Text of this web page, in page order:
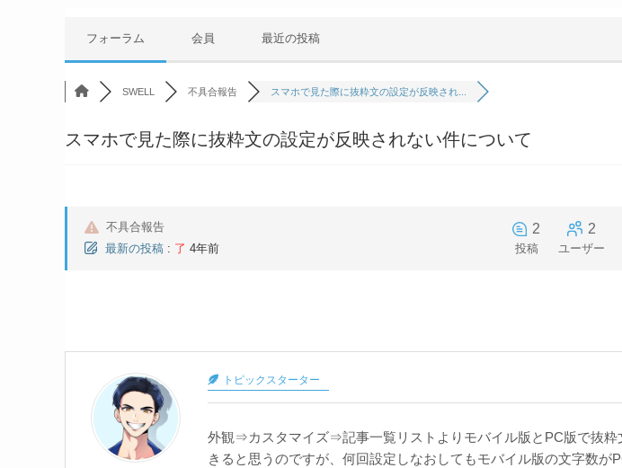
フォーラム 会員 最近の投稿
SWELL 不具合報告 スマホで見た際に抜粋文の設定が反映され...
スマホで見た際に抜粋文の設定が反映されない件について
不具合報告
最新の投稿 : 了 4年前
2
投稿
2
ユーザー
トピックスターター
外観⇒カスタマイズ⇒記事一覧リストよりモバイル版とPC版で抜粋
きると思うのですが、何回設定しなおしてもモバイル版の文字数が